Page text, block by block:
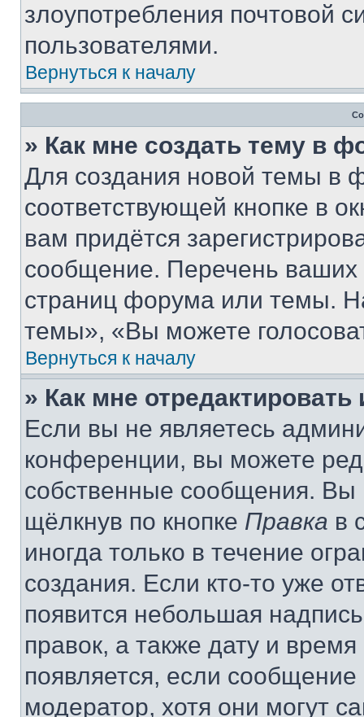
злоупотребления почтовой
пользователями.
Вернуться к началу
» Как мне создать тему в
Для создания новой темы в
соответствующей кнопке в
вам придётся
сообщение. Перечень ваших
страниц форума или темы.
темы», «Вы можете
Вернуться к началу
» Как мне
Если вы не являетесь
конференции, вы можете
собственные сообщения. Вы
щёлкнув по кнопке Правка в
иногда только в течение
создания. Если кто-то уже
появится небольшая
правок, а также дату и
появляется, если
модератор, хотя они могут